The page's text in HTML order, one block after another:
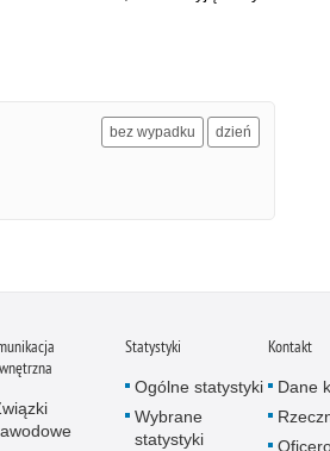
bez wypadku dzień
Statystyki
Ogólne statystyki
Wybrane
statystyki
Kontakt
Dane